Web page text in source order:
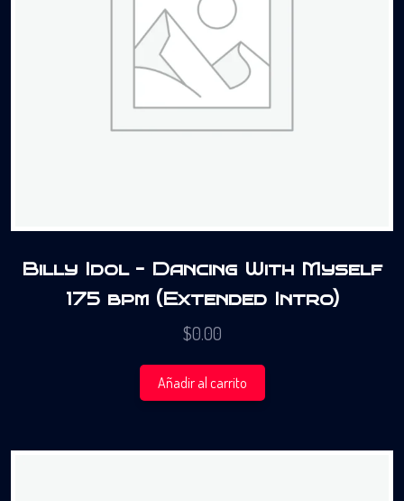
Billy Idol – Dancing With Myself
175 bpm (Extended Intro)
$0.00
Añadir al carrito